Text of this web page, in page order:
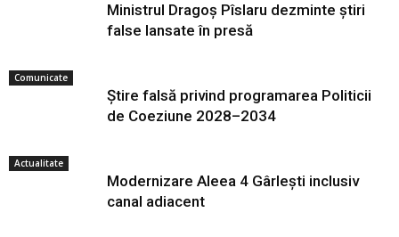
Ministrul Dragoș Pîslaru dezminte știri
false lansate în presă
Comunicate
Știre falsă privind programarea Politicii
de Coeziune 2028–2034
Actualitate
Modernizare Aleea 4 Gârlești inclusiv
canal adiacent